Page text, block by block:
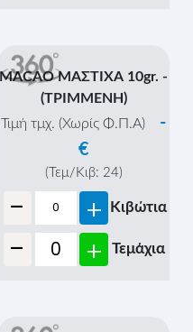
MACAO ΜΑΣΤΙΧΑ 10gr. -
(ΤΡΙΜΜΕΝΗ)
Τιμή τμχ. (Χωρίς Φ.Π.Α)
-
€
(Τεμ/Κιβ: 24)
- + Κιβώτια
- + Τεμάχια